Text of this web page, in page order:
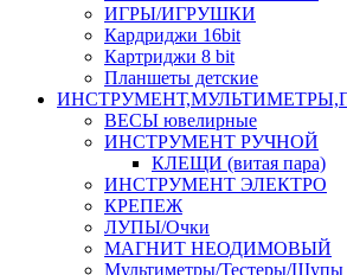
ИГРЫ/ИГРУШКИ
Кардриджи 16bit
Картриджи 8 bit
Планшеты детские
ВЕСЫ ювелирные
ИНСТРУМЕНТ РУЧНОЙ
КЛЕЩИ (витая пара)
ИНСТРУМЕНТ ЭЛЕКТРО
КРЕПЕЖ
ЛУПЫ/Очки
МАГНИТ НЕОДИМОВЫЙ
Мультиметры/Тестеры/Щупы